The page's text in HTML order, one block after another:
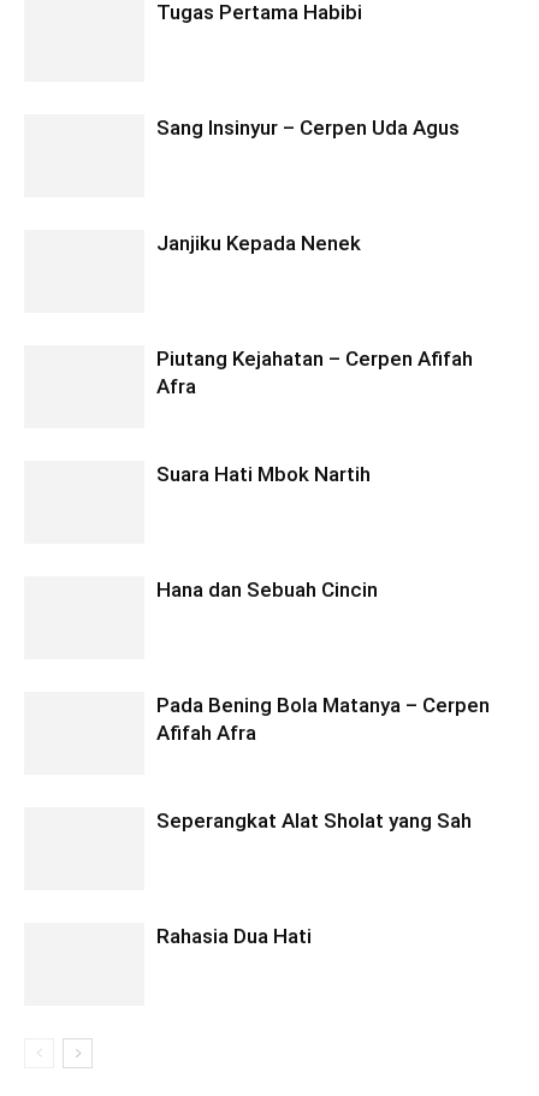
Tugas Pertama Habibi
Sang Insinyur – Cerpen Uda Agus
Janjiku Kepada Nenek
Piutang Kejahatan – Cerpen Afifah
Afra
Suara Hati Mbok Nartih
Hana dan Sebuah Cincin
Pada Bening Bola Matanya – Cerpen
Afifah Afra
Seperangkat Alat Sholat yang Sah
Rahasia Dua Hati